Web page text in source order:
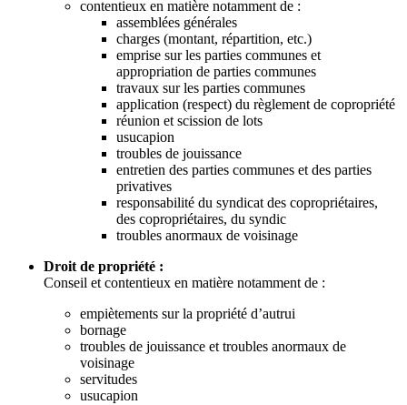
contentieux en matière notamment de :
assemblées générales
charges (montant, répartition, etc.)
emprise sur les parties communes et
appropriation de parties communes
travaux sur les parties communes
application (respect) du règlement de copropriété
réunion et scission de lots
usucapion
troubles de jouissance
entretien des parties communes et des parties
privatives
responsabilité du syndicat des copropriétaires,
des copropriétaires, du syndic
troubles anormaux de voisinage
Droit de propriété :
Conseil et contentieux en matière notamment de :
empiètements sur la propriété d’autrui
bornage
troubles de jouissance et troubles anormaux de
voisinage
servitudes
usucapion